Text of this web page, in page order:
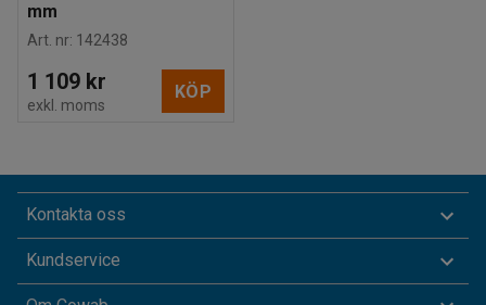
mm
Art. nr: 142438
1 109 kr
exkl. moms
KÖP
Kontakta oss
Kundservice